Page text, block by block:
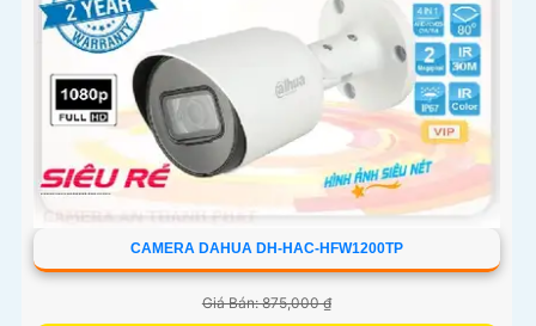
CAMERA DAHUA DH-HAC-HFW1200TP
Giá Bán: 875,000 ₫